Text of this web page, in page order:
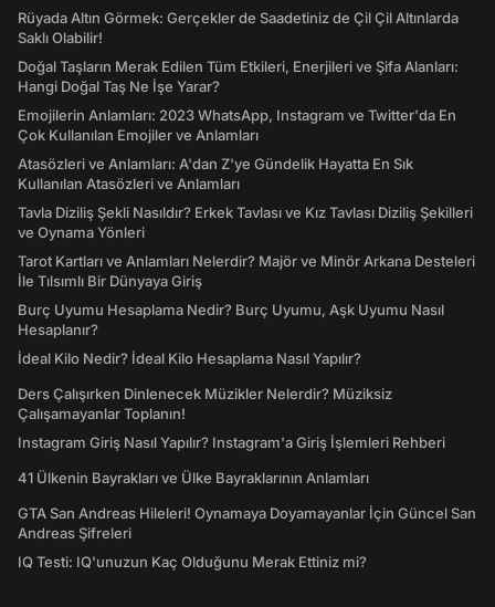
Rüyada Altın Görmek: Gerçekler de Saadetiniz de Çil Çil Altınlarda
Saklı Olabilir!
Doğal Taşların Merak Edilen Tüm Etkileri, Enerjileri ve Şifa Alanları:
Hangi Doğal Taş Ne İşe Yarar?
Emojilerin Anlamları: 2023 WhatsApp, Instagram ve Twitter'da En
Çok Kullanılan Emojiler ve Anlamları
Atasözleri ve Anlamları: A'dan Z'ye Gündelik Hayatta En Sık
Kullanılan Atasözleri ve Anlamları
Tavla Diziliş Şekli Nasıldır? Erkek Tavlası ve Kız Tavlası Diziliş Şekilleri
ve Oynama Yönleri
Tarot Kartları ve Anlamları Nelerdir? Majör ve Minör Arkana Desteleri
İle Tılsımlı Bir Dünyaya Giriş
Burç Uyumu Hesaplama Nedir? Burç Uyumu, Aşk Uyumu Nasıl
Hesaplanır?
İdeal Kilo Nedir? İdeal Kilo Hesaplama Nasıl Yapılır?
Ders Çalışırken Dinlenecek Müzikler Nelerdir? Müziksiz
Çalışamayanlar Toplanın!
Instagram Giriş Nasıl Yapılır? Instagram'a Giriş İşlemleri Rehberi
41 Ülkenin Bayrakları ve Ülke Bayraklarının Anlamları
GTA San Andreas Hileleri! Oynamaya Doyamayanlar İçin Güncel San
Andreas Şifreleri
IQ Testi: IQ'unuzun Kaç Olduğunu Merak Ettiniz mi?